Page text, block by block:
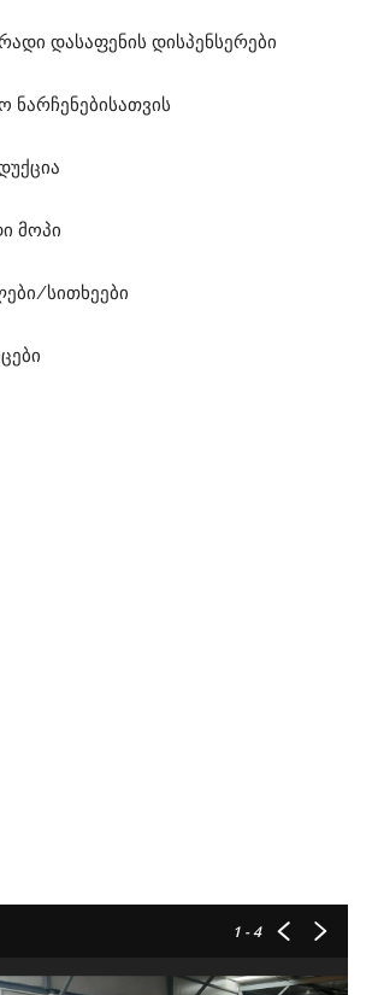
დასაფენის დისპენსერები
ნარჩენებისათვის
მოპი
სითხეები
1 - 4